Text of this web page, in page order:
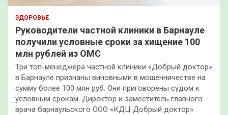
ЗДОРОВЬЕ
Руководители частной клиники в Барнауле
получили условные сроки за хищение 100
млн рублей из ОМС
Три топ-менеджера частной клиники «Добрый доктор»
в Барнауле признаны виновными в мошенничестве на
сумму более 100 млн руб. Они приговорены судом к
условным срокам. Директор и заместитель главного
врача барнаульского ООО «КДЦ Добрый доктор»